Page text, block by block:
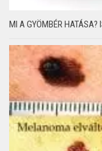
MI A GYÖMBÉR HATÁSA?